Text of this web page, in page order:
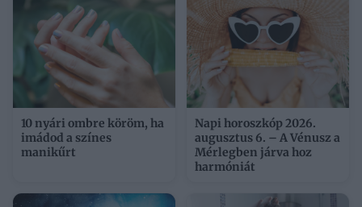
10 nyári ombre köröm, ha
imádod a színes
manikűrt
Napi horoszkóp 2026.
augusztus 6. – A Vénusz a
Mérlegben járva hoz
harmóniát